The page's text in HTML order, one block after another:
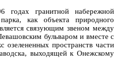
годах гранитной набережной
как объекта природного
связующим звеном между
бульваром и вместе с
озелененных пространств части
выходящей к Онежскому